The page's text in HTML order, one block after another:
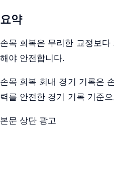
요약
손목 회복은 무리한 교정보
해야 안전합니다.
손목 회복 회내 경기 기록은
력를 안전한 경기 기록 기준
본문 상단 광고